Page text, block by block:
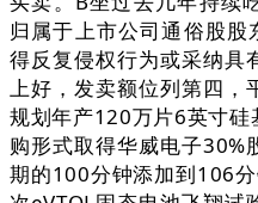
归属于上市公司通俗股
得反复侵权行为或采纳具
上好，发卖额位列第四，
规划年产120万片6英寸硅
购形式取得华威电子30%
期的100分钟添加到106